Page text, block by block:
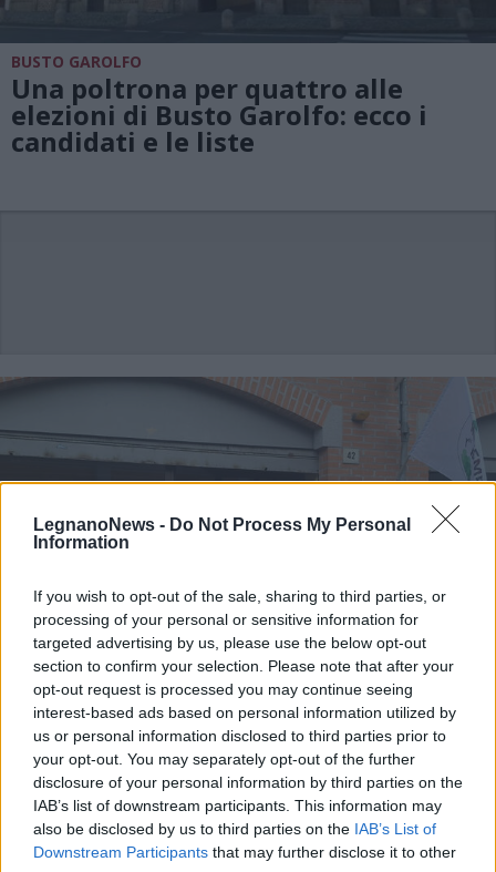
LegnanoNews - Do Not Process My Personal
Information
If you wish to opt-out of the sale, sharing to third parties, or
processing of your personal or sensitive information for
targeted advertising by us, please use the below opt-out
section to confirm your selection. Please note that after your
opt-out request is processed you may continue seeing
interest-based ads based on personal information utilized by
us or personal information disclosed to third parties prior to
your opt-out. You may separately opt-out of the further
disclosure of your personal information by third parties on the
IAB’s list of downstream participants. This information may
also be disclosed by us to third parties on the IAB’s List of
Downstream Participants that may further disclose it to other
BUSTO GAROLFO
Una poltrona per quattro alle
elezioni di Busto Garolfo: ecco i
candidati e le liste
BUSTO GAROLFO
Insieme per Busto scalda i motori
per le elezioni e presenta lista e
programma: “È il momento di
voltare pagina”